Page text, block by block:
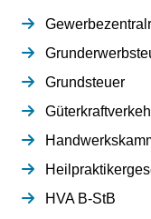
Grundsteuer
HVA B-StB